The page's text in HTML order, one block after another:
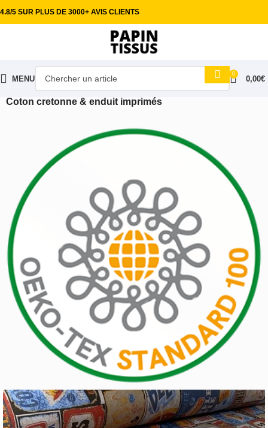
4.8/5 SUR PLUS DE 3000+ AVIS CLIENTS
MENU
0
0,00€
Nappes & Tissus enduit
Coton cretonne & enduit imprimés